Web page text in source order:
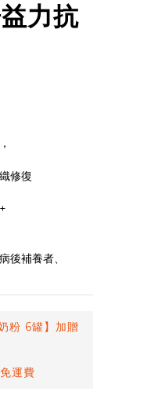
力抗
修復
後補養者、
粉 6罐】加贈
運費